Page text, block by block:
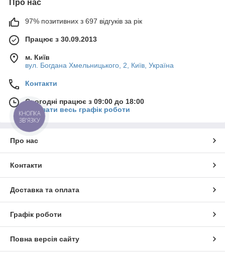
Про нас
97% позитивних з 697 відгуків за рік
Працює з 30.09.2013
м. Київ
вул. Богдана Хмельницького, 2, Київ, Україна
Контакти
Сьогодні працює з 09:00 до 18:00
Показати весь графік роботи
Про нас
Контакти
Доставка та оплата
Графік роботи
Повна версія сайту
КНОПКА
ЗВ'ЯЗКУ